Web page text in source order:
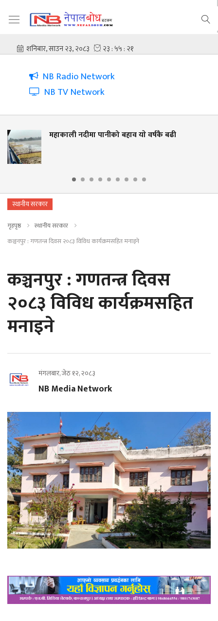
NB Radio Network
NB TV Network
महाकाली नदीमा पानीको बहाव याे वर्षकै बढी
स्थानीय सरकार
गृहपृष्ठ
स्थानीय सरकार
कञ्चनपुर : गणतन्त्र दिवस २०८३ विविध कार्यक्रमसहित मनाइने
कञ्चनपुर : गणतन्त्र दिवस
२०८३ विविध कार्यक्रमसहित
मनाइने
मंगलबार, जेठ १२, २०८३
NB Media Network